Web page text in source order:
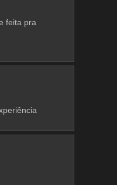
feita pra